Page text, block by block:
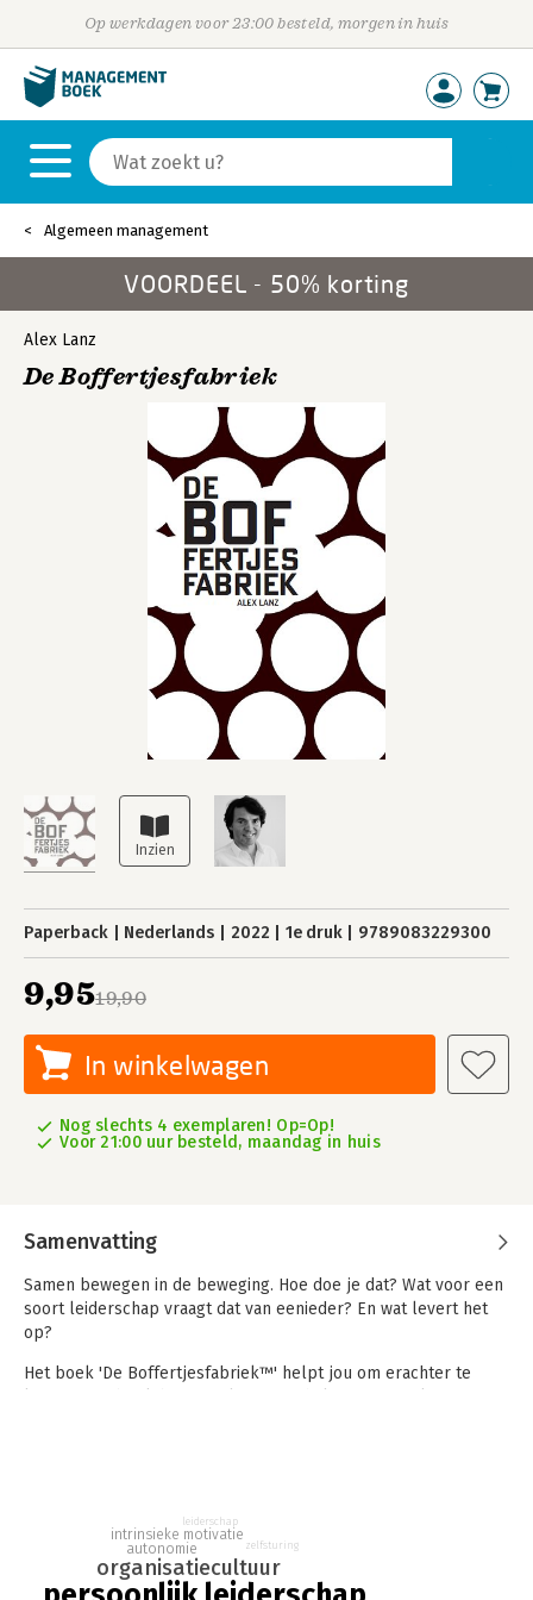
Op werkdagen voor 23:00 besteld, morgen in huis
Algemeen management
VOORDEEL - 50% korting
Alex Lanz
De Boffertjesfabriek
Paperback Nederlands 2022 1e druk 9789083229300
19,90
9,95
In winkelwagen
Nog slechts 4 exemplaren! Op=Op!
Voor 21:00 uur besteld, maandag in huis
Samenvatting
Samen bewegen in de beweging. Hoe doe je dat? Wat voor een
soort leiderschap vraagt dat van eenieder? En wat levert het
op?
Het boek 'De Boffertjesfabriek™' helpt jou om erachter te
Het merendeel van de verhalen eindigt met verdiepende
vragen. De antwoorden staan er helaas niet bij. Want wie ben ik
om te zeggen hoe dingen moeten?
organisatiecultuur
autonomie
intrinsieke motivatie
leiderschap
zelfsturing